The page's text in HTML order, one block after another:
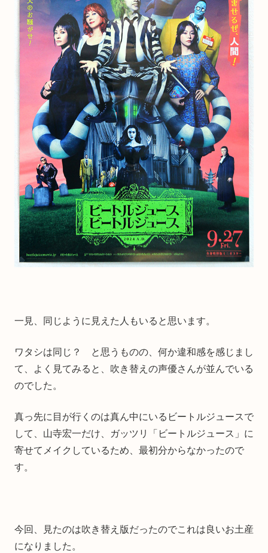
一見、同じように見えた人もいると思います。
ワタシは同じ？ と思うものの、何か違和感を感じまし
て、よく見てみると、吹き替えの声優さんが並んでいる
のでした。
真っ先に目が行くのは真ん中にいるビートルジュースで
して、山寺宏一だけ、ガッツリ「ビートルジュース」に
寄せてメイクしているため、最初分からなかったので
す。
今回、見たのは吹き替え版だったのでこれは良いお土産
になりました。